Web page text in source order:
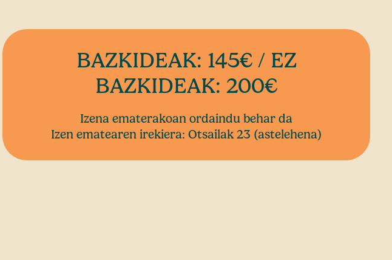
BAZKIDEAK: 145€ / EZ
BAZKIDEAK: 200€
Izena ematerakoan ordaindu behar da
Izen ematearen irekiera: Otsailak 23 (astelehena)